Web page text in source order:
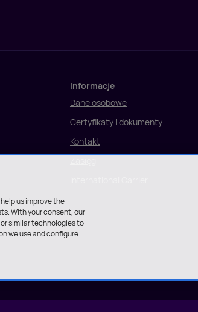
Informacje
Dane osobowe
Certyfikaty i dokumenty
Kontakt
us improve the
With your consent, our
similar technologies to
we use and configure